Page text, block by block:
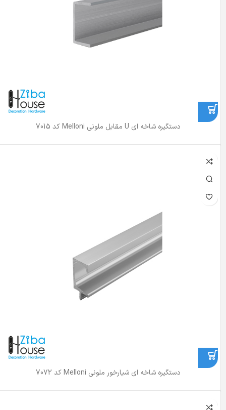
دستگیره شاخه ای U مقابل ملونی Melloni کد 7015
دستگیره شاخه ای شیارخور ملونی Melloni کد 7072